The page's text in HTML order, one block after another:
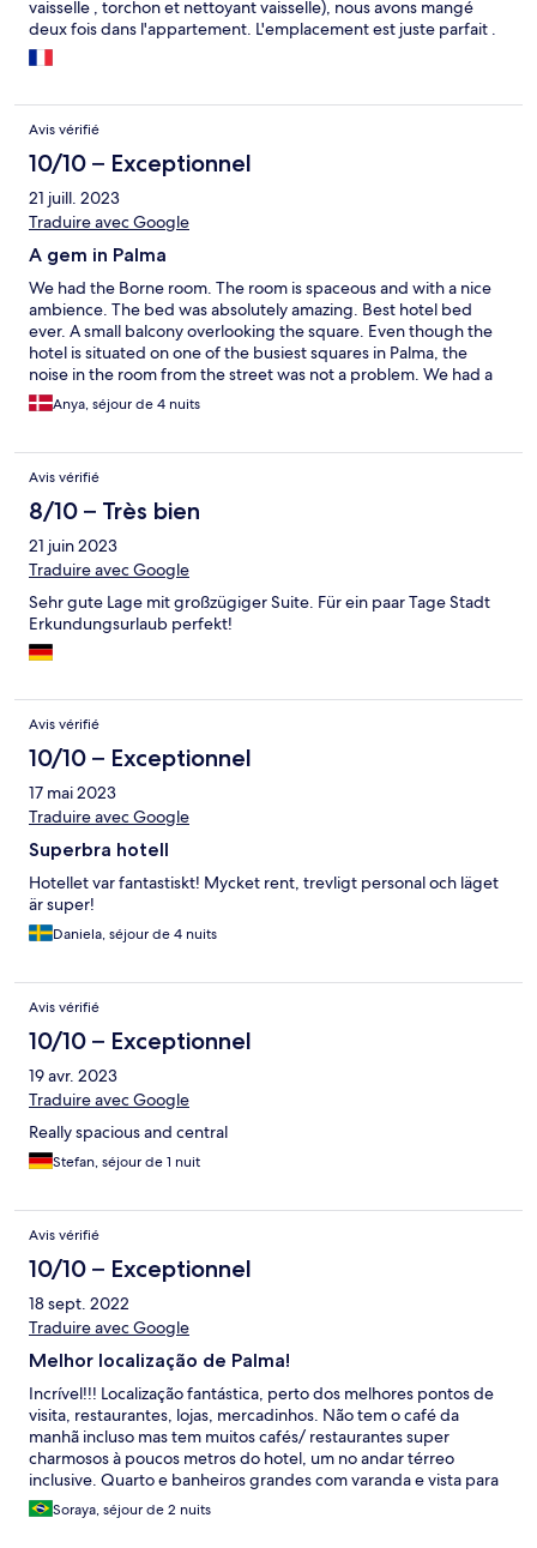
vaisselle , torchon et nettoyant vaisselle), nous avons mangé
deux fois dans l'appartement. L'emplacement est juste parfait .
Bon accueil à l'arrivée. A noter qu'il n'y a pas de réception mais
cela n'est pas gênant car il s'agit d'un appart et non d'une
qu'il y ait des infos sur les médecins les plus proches, les
adresses des supermarchés ....
Avis vérifié
10/10 – Exceptionnel
21 juill. 2023
Traduire avec Google
A gem in Palma
We had the Borne room. The room is spaceous and with a nice
ambience. The bed was absolutely amazing. Best hotel bed
ever. A small balcony overlooking the square. Even though the
hotel is situated on one of the busiest squares in Palma, the
noise in the room from the street was not a problem. We had a
problem with the aircondition and it was fixed immediately. Will
definately recommend this hotel.
Anya, séjour de 4 nuits
Avis vérifié
8/10 – Très bien
21 juin 2023
Traduire avec Google
Sehr gute Lage mit großzügiger Suite. Für ein paar Tage Stadt
Erkundungsurlaub perfekt!
Avis vérifié
10/10 – Exceptionnel
17 mai 2023
Traduire avec Google
Superbra hotell
Hotellet var fantastiskt! Mycket rent, trevligt personal och läget
är super!
Daniela, séjour de 4 nuits
Avis vérifié
10/10 – Exceptionnel
19 avr. 2023
Traduire avec Google
Really spacious and central
Stefan, séjour de 1 nuit
Avis vérifié
10/10 – Exceptionnel
18 sept. 2022
Traduire avec Google
Melhor localização de Palma!
Incrível!!! Localização fantástica, perto dos melhores pontos de
visita, restaurantes, lojas, mercadinhos. Não tem o café da
manhã incluso mas tem muitos cafés/ restaurantes super
charmosos à poucos metros do hotel, um no andar térreo
inclusive. Quarto e banheiros grandes com varanda e vista para
a rua principal. Recomendo !!!
Soraya, séjour de 2 nuits